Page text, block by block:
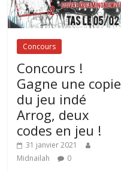
Concours
Concours !
Gagne une copie
du jeu indé
Arrog, deux
codes en jeu !
31 janvier 2021
Midnailah
0